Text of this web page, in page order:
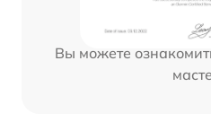
Вы можете